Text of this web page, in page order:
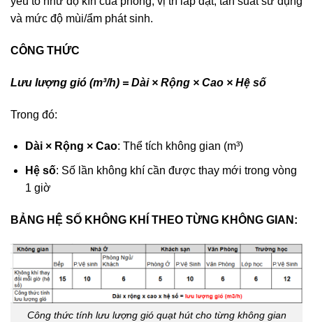
và mức độ mùi/ẩm phát sinh.
CÔNG THỨC
Lưu lượng gió (m³/h) = Dài × Rộng × Cao × Hệ số
Trong đó:
Dài × Rộng × Cao: Thể tích không gian (m³)
Hệ số: Số lần không khí cần được thay mới trong vòng
1 giờ
BẢNG HỆ SỐ KHÔNG KHÍ THEO TỪNG KHÔNG GIAN:
Công thức tính lưu lượng gió quạt hút cho từng không gian